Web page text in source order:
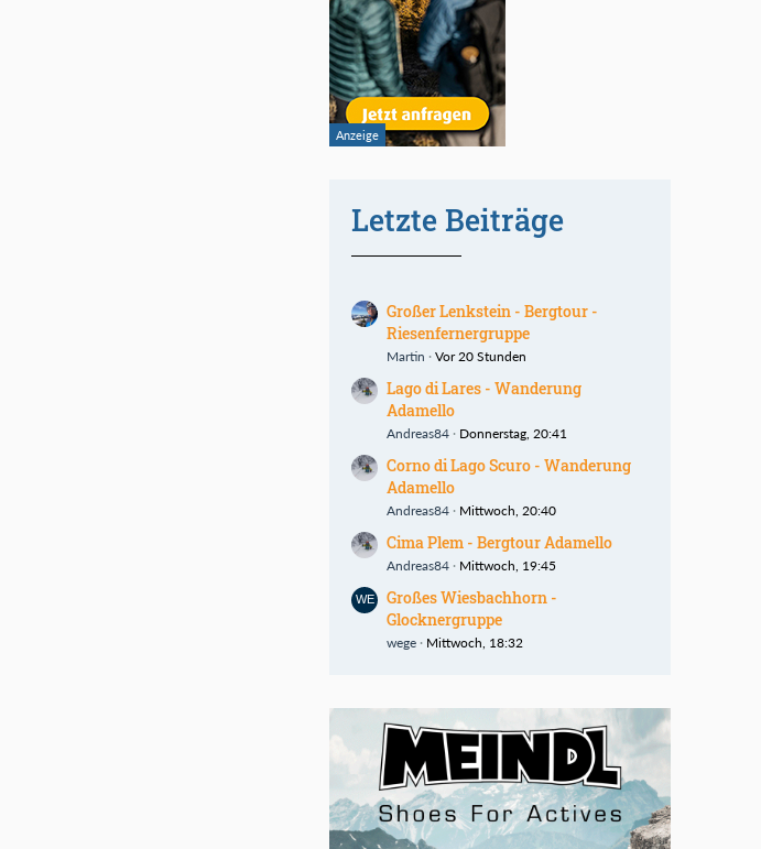
Letzte Beiträge
Großer Lenkstein - Bergtour -
Riesenfernergruppe
Martin Vor 20 Stunden
Lago di Lares - Wanderung
Adamello
Andreas84 Donnerstag, 20:41
Corno di Lago Scuro - Wanderung
Adamello
Andreas84 Mittwoch, 20:40
Cima Plem - Bergtour Adamello
Andreas84 Mittwoch, 19:45
Großes Wiesbachhorn -
Glocknergruppe
wege Mittwoch, 18:32